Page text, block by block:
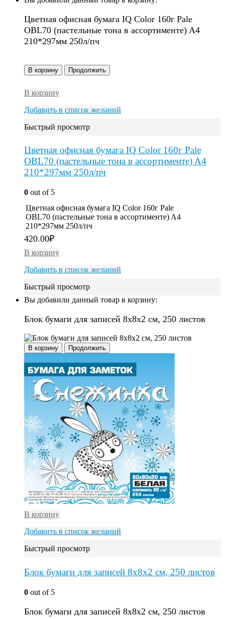
Цветная офисная бумага IQ Color 160г Pale
OBL70 (пастельные тона в ассортименте) A4
210*297мм 250л/пч
В корзину Продолжить
В корзину
Добавить в список желаний
Быстрый просмотр
Цветная офисная бумага IQ Color 160г Pale
OBL70 (пастельные тона в ассортименте) A4
210*297мм 250л/пч
0 out of 5
Цветная офисная бумага IQ Color 160г Pale
OBL70 (пастельные тона в ассортименте) A4
210*297мм 250л/пч
420.00₽
В корзину
Добавить в список желаний
Быстрый просмотр
Вы добавили данный товар в корзину:
Блок бумаги для записей 8х8х2 см, 250 листов
В корзину Продолжить
В корзину
Добавить в список желаний
Быстрый просмотр
Блок бумаги для записей 8х8х2 см, 250 листов
0 out of 5
Блок бумаги для записей 8х8х2 см, 250 листов